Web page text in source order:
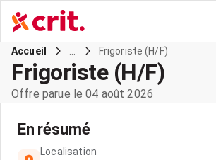
Accueil Frigoriste (H/F)
Frigoriste (H/F)
Offre parue le 04 août 2026
En résumé
Localisation